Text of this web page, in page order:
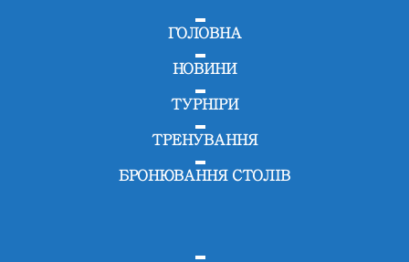
ГОЛОВНА
НОВИНИ
ТУРНІРИ
ТРЕНУВАННЯ
БРОНЮВАННЯ СТОЛІВ